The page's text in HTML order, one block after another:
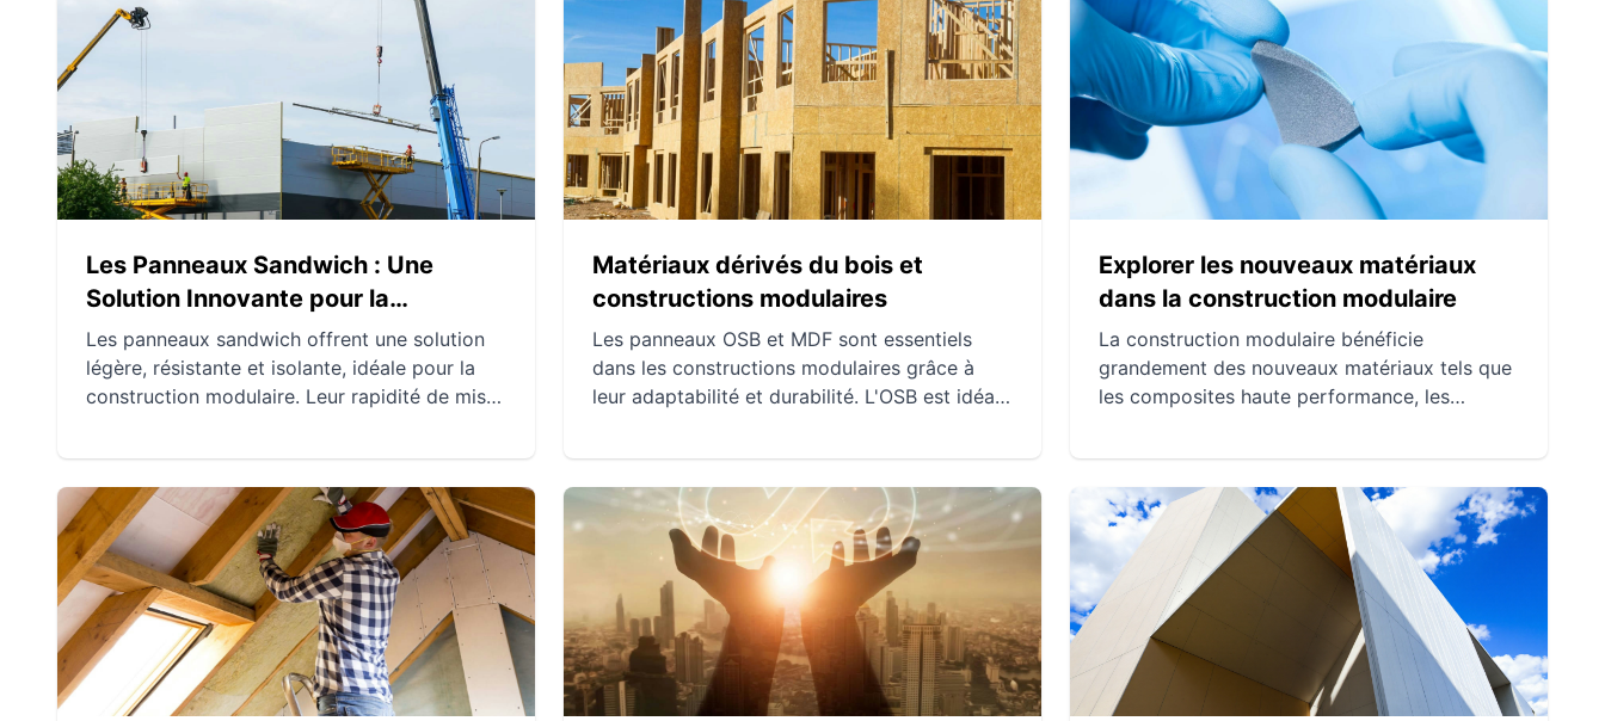
pour optimiser cet aspect crucial. Ces
approches garantissent une performance
thermique optimale en tenant compte du
climat, des exigences énergétiques et du
budget.
de l'électronique. Ces deux métaux sont
incontournables pour leurs propriétés uniques
et leurs multiples applications.
Les carreaux, appréciés pour leur durabilité et
leur résistance à l'humidité, sont idéaux pour
les zones humides mais demandent une
installation professionnelle pour garantir leur
qualité.
Les Panneaux Sandwich : Une
Solution Innovante pour la
Construction Modulaire
Les panneaux sandwich offrent une solution
légère, résistante et isolante, idéale pour la
construction modulaire. Leur rapidité de mise
permettent de répondre efficacement aux
besoins des projets d'urgence ou temporaires.
En plus de leur efficacité énergétique, ils
contribuent à une construction plus
respectueuse de l'environnement.
Matériaux dérivés du bois et
constructions modulaires
Les panneaux OSB et MDF sont essentiels
dans les constructions modulaires grâce à
leur adaptabilité et durabilité. L'OSB est idéal
résistance aux contraintes mécaniques, tandis
que le MDF excelle dans les finitions
intérieures précises et esthétiques.
Comprendre et combiner habilement ces
matériaux permet de créer des constructions
à la fois solides, esthétiques et fonctionnelles.
Explorer les nouveaux matériaux
dans la construction modulaire
La construction modulaire bénéficie
grandement des nouveaux matériaux tels que
les composites haute performance, les
Ces innovations améliorent non seulement la
durabilité et l'efficacité énergétique des
structures, mais elles offrent également des
solutions novatrices face aux défis
environnementaux. Suivre ces avancées est
essentiel pour concevoir des bâtiments
dynamiques et durables, changeant ainsi le
paysage urbain de demain.